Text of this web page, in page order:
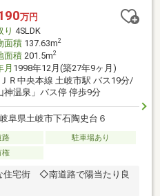
万円
り 4SLDK
面積137.63m2
面積201.5m2
月 1998年12月(築27年9ヶ月)
ＪＲ中央本線 土岐市駅 バス19分/
神温泉」バス停 停歩9分
岐阜県土岐市下石陶史台６
路
駐車場あり
権
宅街 ◇南道路で陽当たり良